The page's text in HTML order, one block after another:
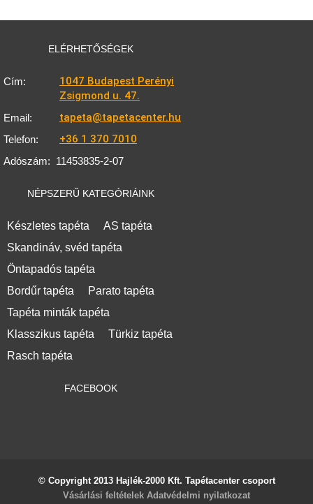
ELÉRHETŐSÉGEK
Cím:
1047 Budapest Perényi
Zsigmond u. 47.
Email: tapeta@tapetacenter.hu
Telefon: +36 1 370 7010
Adószám: 11453835-2-07
NÉPSZERŰ KATEGÓRIÁINK
Készletes tapéta
AS tapéta
Skandináv, svéd tapéta
Öntapadós tapéta
Bordűr tapéta
Parato tapéta
Tapéta minták tapéta
Klasszikus tapéta
Türkiz tapéta
Rasch tapéta
FACEBOOK
© Copyright 2013 Hajlék-2000 Kft. Tapétacenter csoport
Vásárlási feltételek Adatvédelmi nyilatkozat